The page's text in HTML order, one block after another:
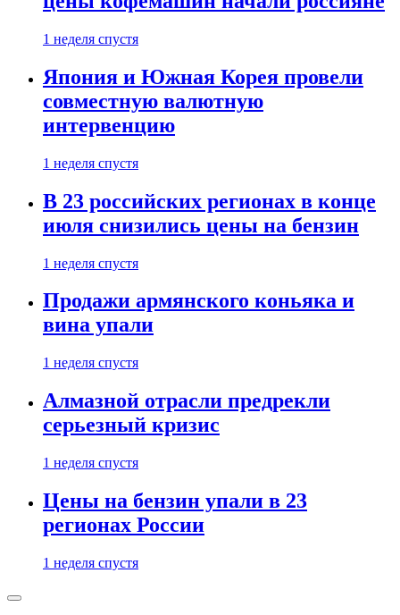
1 неделя спустя
Япония и Южная Корея провели
совместную валютную
интервенцию
1 неделя спустя
В 23 российских регионах в конце
июля снизились цены на бензин
1 неделя спустя
Продажи армянского коньяка и
вина упали
1 неделя спустя
Алмазной отрасли предрекли
серьезный кризис
1 неделя спустя
Цены на бензин упали в 23
регионах России
1 неделя спустя